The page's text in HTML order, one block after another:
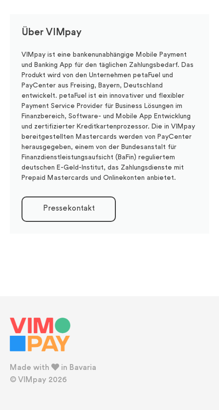
Über VIMpay
VIMpay ist eine bankenunabhängige Mobile Payment
und Banking App für den täglichen Zahlungsbedarf. Das
Produkt wird von den Unternehmen petaFuel und
PayCenter aus Freising, Bayern, Deutschland
entwickelt. petaFuel ist ein innovativer und flexibler
Payment Service Provider für Business Lösungen im
Finanzbereich, Software- und Mobile App Entwicklung
und zertifizierter Kreditkartenprozessor. Die in VIMpay
bereitgestellten Mastercards werden von PayCenter
herausgegeben, einem von der Bundesanstalt für
Finanzdienstleistungsaufsicht (BaFin) reguliertem
deutschen E-Geld-Institut, das Zahlungsdienste mit
Prepaid Mastercards und Onlinekonten anbietet.
Pressekontakt
Made with
in Bavaria
© VIMpay 2026